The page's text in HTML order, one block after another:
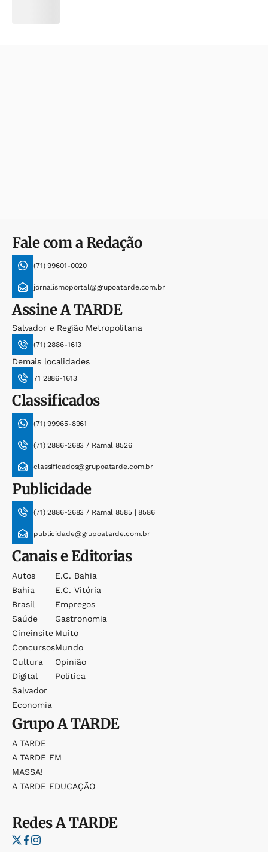
Fale com a Redação
(71) 99601-0020
jornalismoportal@grupoatarde.com.br
AssineA TARDE
Salvador e Região Metropolitana
(71) 2886-1613
Demais localidades
71 2886-1613
Classificados
(71) 99965-8961
(71) 2886-2683 / Ramal 8526
classificados@grupoatarde.com.br
Publicidade
(71) 2886-2683 / Ramal 8585 | 8586
publicidade@grupoatarde.com.br
Canais e Editorias
Autos
Bahia
Brasil
Saúde
Cineinsite
Concursos
Cultura
Digital
Salvador
Economia
E.c. Bahia
E.c. Vitória
Empregos
Gastronomia
Muito
Mundo
Opinião
Política
GrupoA TARDE
A TARDE
A TARDE FM
MASSA!
A TARDE EDUCAÇÃO
RedesA TARDE